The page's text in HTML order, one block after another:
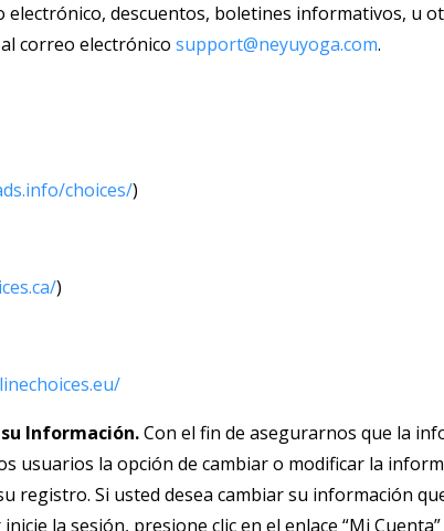
electrónico, descuentos, boletines informativos, u
correo electrónico support@neyuyoga.com.
choices/)
)
eu/
Información.Con el fin de asegurarnos que la
usuarios la opción de cambiar o modificar la
registro. Si usted desea cambiar su información
la sesión, presione clic en el enlace “Mi Cuenta”